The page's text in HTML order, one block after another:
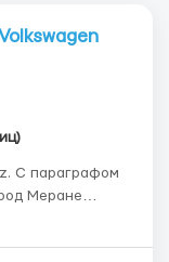
С параграфом
с